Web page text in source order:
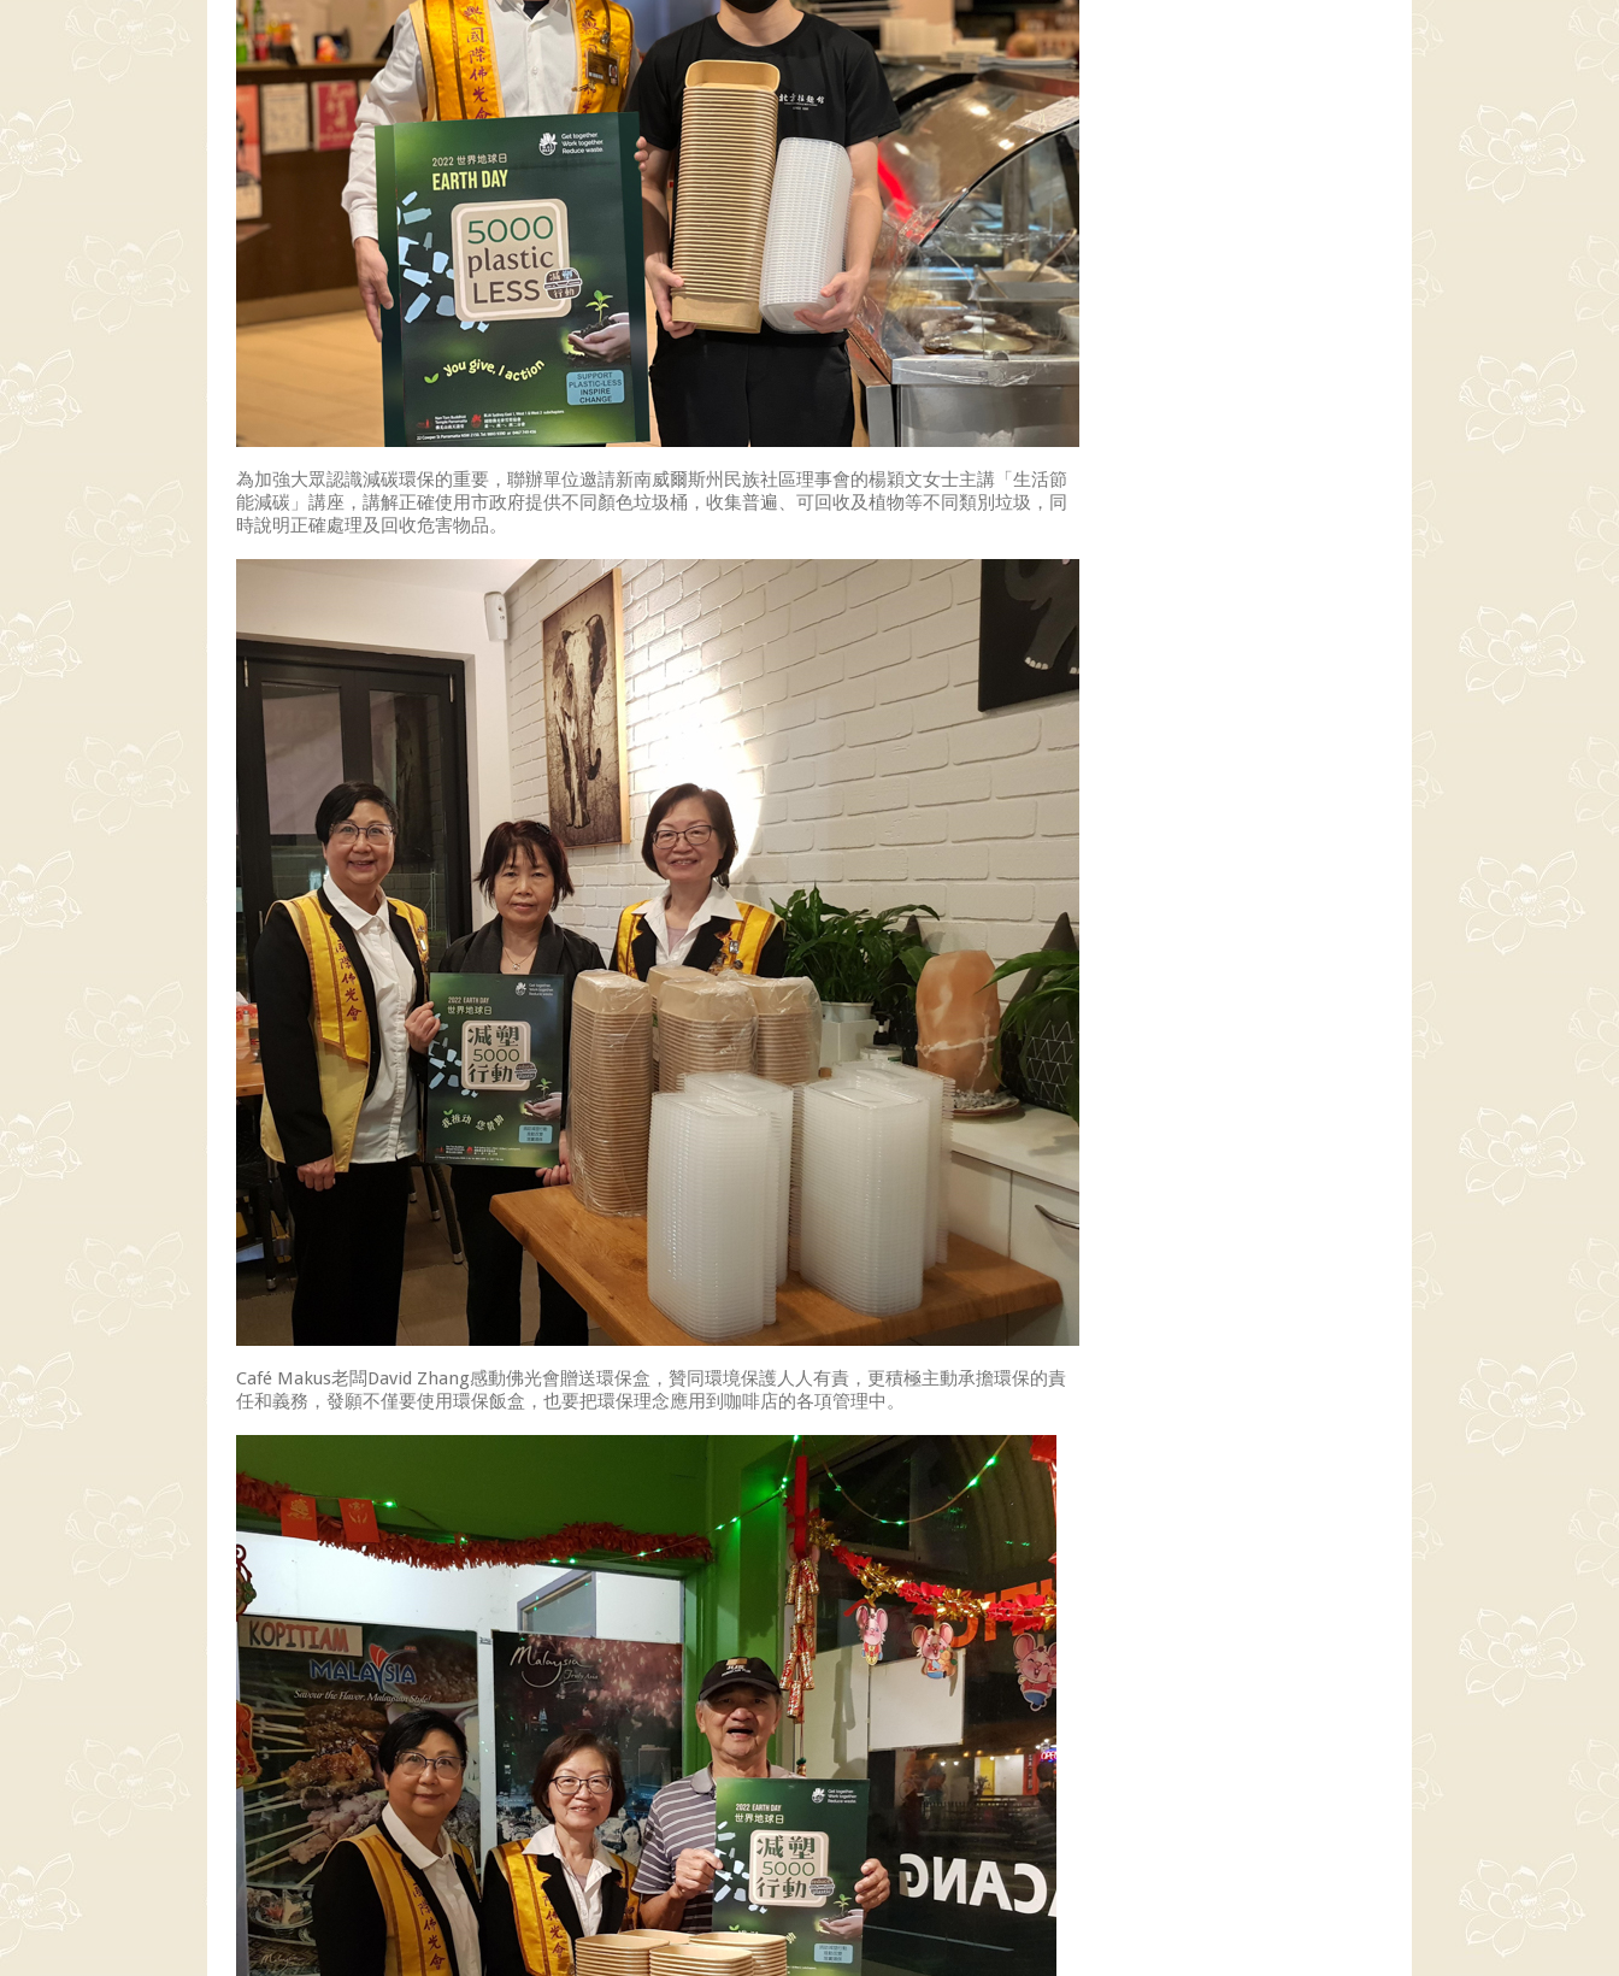
為加強大眾認識減碳環保的重要，聯辦單位邀請新南威爾斯州民族社區理事會的楊穎文女士主講「生活節
能減碳」講座，講解正確使用市政府提供不同顏色垃圾桶，收集普遍、可回收及植物等不同類別垃圾，同
時說明正確處理及回收危害物品。
Café Makus老闆David Zhang感動佛光會贈送環保盒，贊同環境保護人人有責，更積極主動承擔環保的責
任和義務，發願不僅要使用環保飯盒，也要把環保理念應用到咖啡店的各項管理中。